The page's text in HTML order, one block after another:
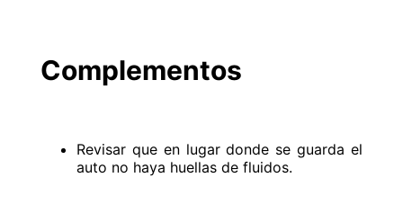
Complementos
Revisar que en lugar donde se guarda el
auto no haya huellas de fluidos.